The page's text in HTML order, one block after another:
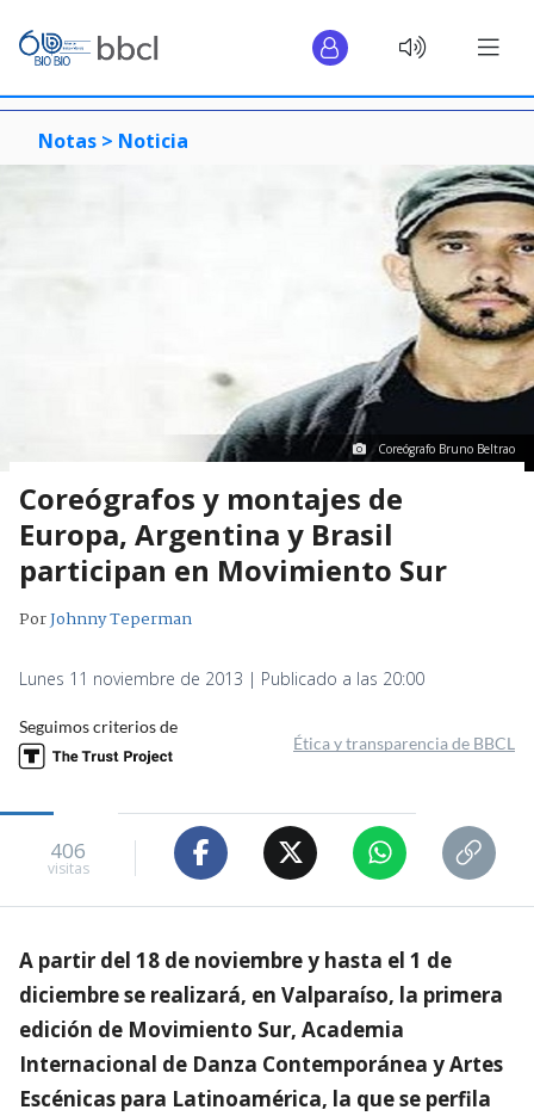
Notas > Noticia
Coreógrafo Bruno Beltrao
Coreógrafos y montajes de
Europa, Argentina y Brasil
participan en Movimiento Sur
PorJohnny Teperman
Lunes 11 noviembre de 2013 | Publicado a las 20:00
Seguimos criterios de
Ética y transparencia de BBCL
406
visitas
A partir del 18 de noviembre y hasta el 1 de
diciembre se realizará, en Valparaíso, la primera
edición de Movimiento Sur, Academia
Internacional de Danza Contemporánea y Artes
Escénicas para Latinoamérica, la que se perfila